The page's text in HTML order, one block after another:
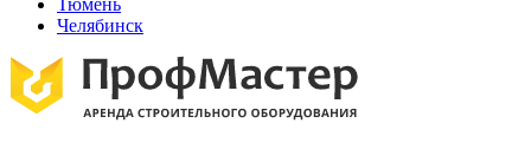
Тюмень
Челябинск